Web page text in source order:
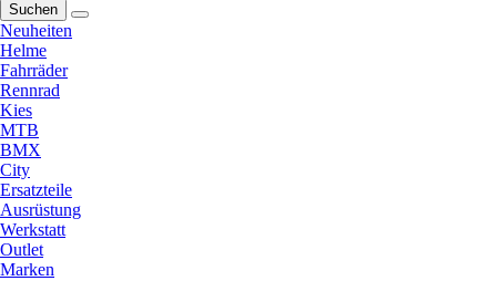
Suchen
Neuheiten
Helme
Fahrräder
Rennrad
Kies
MTB
BMX
City
Ersatzteile
Ausrüstung
Werkstatt
Outlet
Marken